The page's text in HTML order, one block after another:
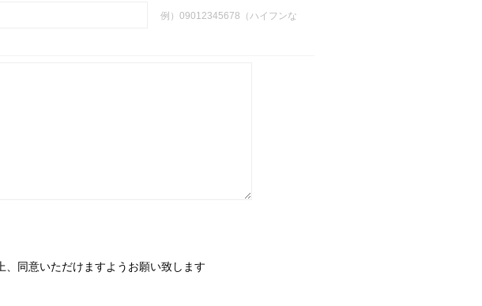
例）09012345678（ハイフンな
、同意いただけますようお願い致します